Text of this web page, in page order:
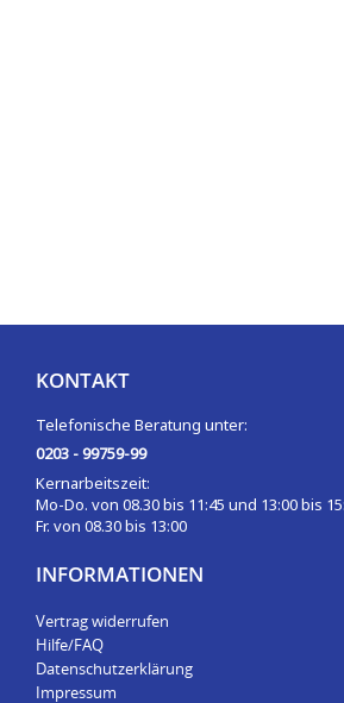
KONTAKT
Telefonische Beratung unter:
0203 - 99759-99
Kernarbeitszeit:
Mo-Do. von 08.30 bis 11:45 und 13:00 bis
Fr. von 08.30 bis 13:00
INFORMATIONEN
Vertrag widerrufen
Hilfe/FAQ
Datenschutzerklärung
Impressum